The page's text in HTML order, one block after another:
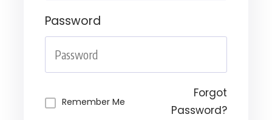
Password
Remember Me
Forgot
Password?